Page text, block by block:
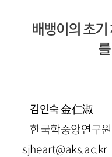
배뱅이의 초
김인숙金仁淑
한국학중앙
sjheart@aks.ac.kr